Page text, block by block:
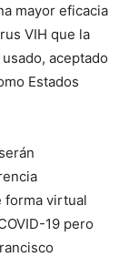
mayor eficacia
VIH que la
aceptado
Estados
forma virtual
19 pero